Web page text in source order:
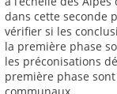
dans cette seconde
vérifier si les
la première phase
les préconisations
première phase